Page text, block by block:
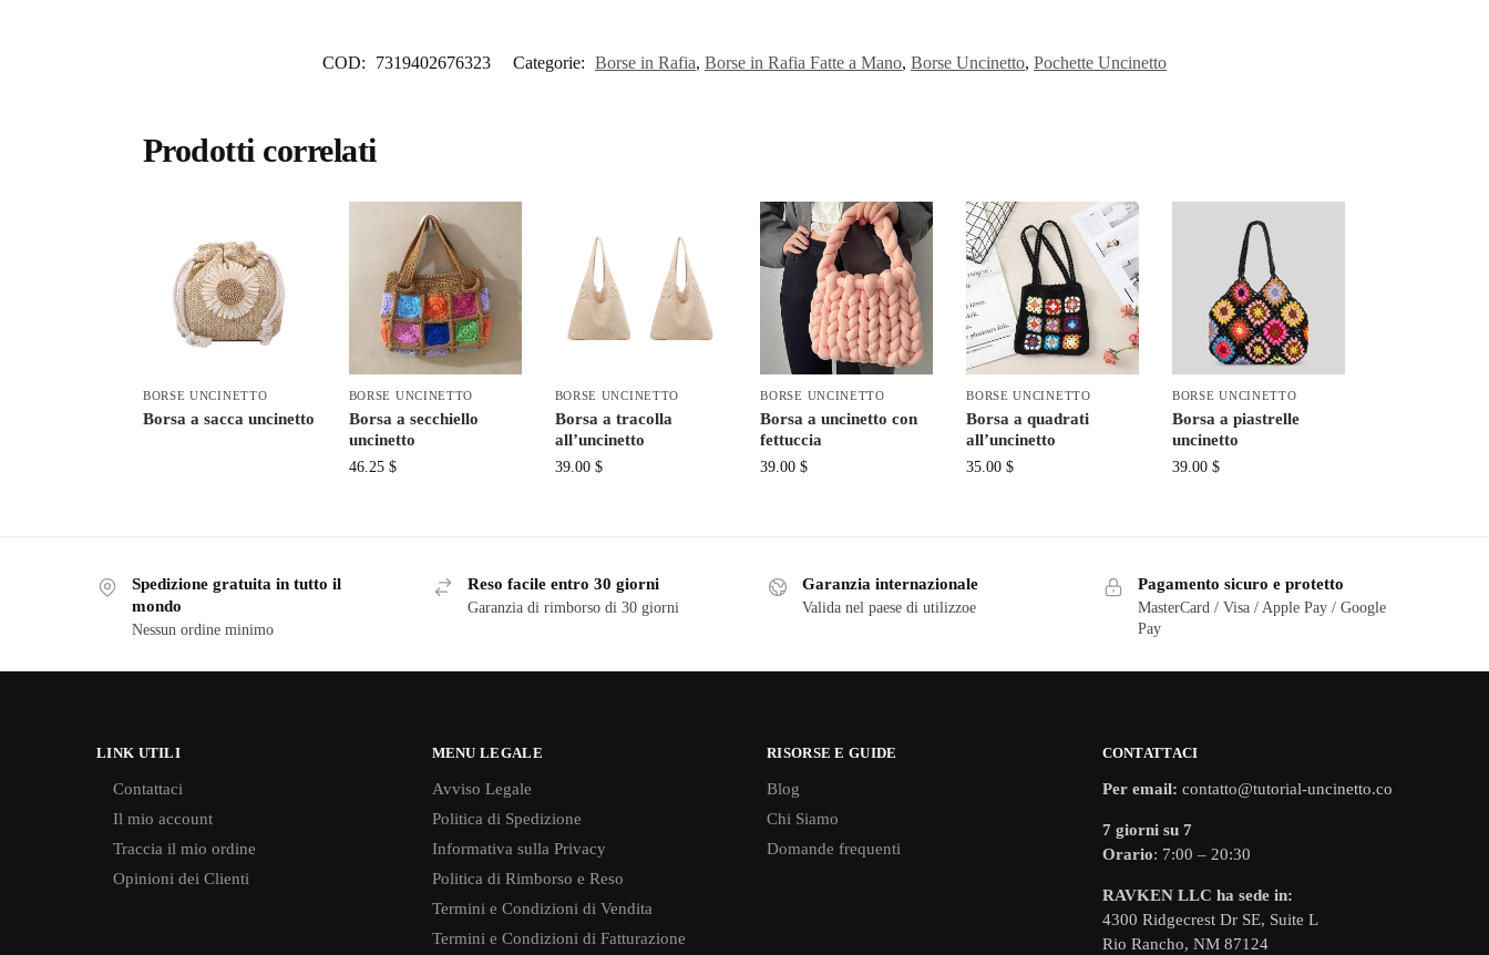
COD: 7319402676323 Categorie: Borse in Rafia, Borse in Rafia Fatte a Mano, Borse Uncinetto, Pochette Uncinetto
Prodotti correlati
BORSE UNCINETTO
Borsa a sacca uncinetto
BORSE UNCINETTO
Borsa a secchiello
uncinetto
46.25 $
BORSE UNCINETTO
Borsa a tracolla
all’uncinetto
39.00 $
BORSE UNCINETTO
Borsa a uncinetto con
fettuccia
39.00$
BORSE UNCINETTO
Borsa a quadrati
all’uncinetto
35.00$
BORSE UNCINETTO
Borsa a piastrelle
uncinetto
39.00 $
Spedizione gratuita in tutto il
mondo
Nessun ordine minimo
Reso facile entro 30 giorni
Garanzia di rimborso di 30 giorni
Garanzia internazionale
Valida nel paese di utilizzoe
Pagamento sicuro e protetto
MasterCard / Visa / Apple Pay / Google
Pay
LINK UTILI
Contattaci
Il mio account
Traccia il mio ordine
Opinioni dei Clienti
MENU LEGALE
Avviso Legale
Politica di Spedizione
Informativa sulla Privacy
Politica di Rimborso e Reso
Termini e Condizioni di Vendita
Termini e Condizioni di Fatturazione
RISORSE E GUIDE
Blog
Chi Siamo
Domande frequenti
CONTATTACI
Per email: contatto@tutorial-uncinetto.co
7 giorni su 7
Orario: 7:00 – 20:30
RAVKEN LLC ha sede in:
4300 Ridgecrest Dr SE, Suite L
Rio Rancho, NM 87124